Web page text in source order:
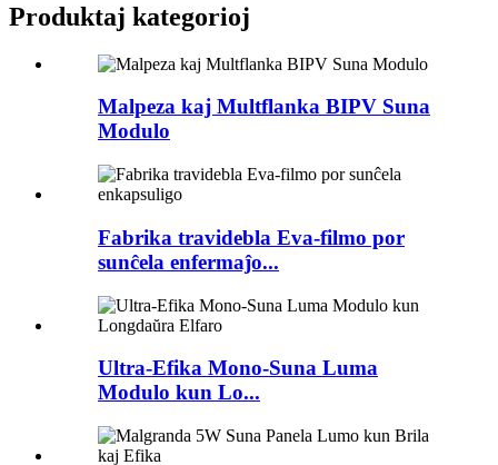
Produktaj kategorioj
Malpeza kaj Multflanka BIPV Suna
Modulo
Fabrika travidebla Eva-filmo por
sunĉela enfermaĵo...
Ultra-Efika Mono-Suna Luma
Modulo kun Lo...